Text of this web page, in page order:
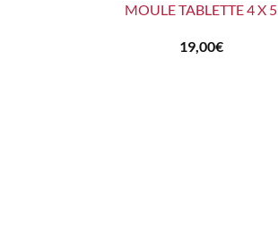
MOULE TABLETTE 4 X 5
19,00€